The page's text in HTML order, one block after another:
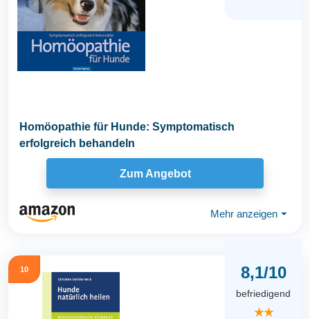
Homöopathie für Hunde: Symptomatisch
erfolgreich behandeln
Zum Angebot
Mehr anzeigen ⏷
10 8,1/10
befriedigend
★★